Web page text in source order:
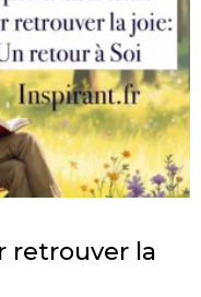
retrouver la